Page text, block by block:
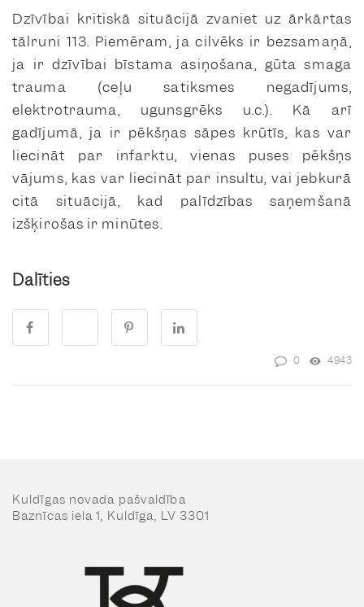
Dzīvībai kritiskā situācijā zvaniet uz ārkārtas
tālruni 113. Piemēram, ja cilvēks ir bezsamaņā,
ja ir dzīvībai bīstama asiņošana, gūta smaga
trauma (ceļu satiksmes negadījums,
elektrotrauma, ugunsgrēks u.c.). Kā arī
gadījumā, ja ir pēkšņas sāpes krūtīs, kas var
liecināt par infarktu, vienas puses pēkšņs
vājums, kas var liecināt par insultu, vai jebkurā
citā situācijā, kad palīdzības saņemšanā
izšķirošas ir minūtes.
Dalīties
0 4943
Kuldīgas novada pašvaldība
Baznīcas iela 1, Kuldīga, LV 3301